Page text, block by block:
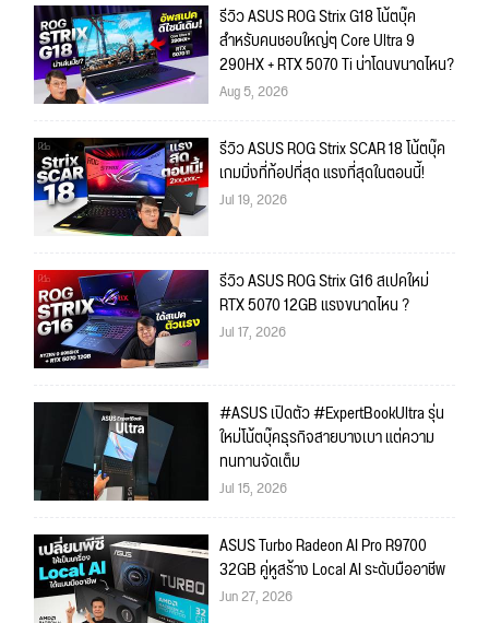
รีวิว ASUS ROG Strix G18 โน้ตบุ๊ค
สำหรับคนชอบใหญ่ๆ Core Ultra 9
290HX + RTX 5070 Ti น่าโดนขนาดไหน?
Aug 5, 2026
รีวิว ASUS ROG Strix SCAR 18 โน้ตบุ๊ค
เกมมิ่งที่ท้อปที่สุด แรงที่สุดในตอนนี้!
Jul 19, 2026
รีวิว ASUS ROG Strix G16 สเปคใหม่
RTX 5070 12GB แรงขนาดไหน ?
Jul 17, 2026
#ASUS เปิดตัว #ExpertBookUltra รุ่น
ใหม่โน้ตบุ๊คธุรกิจสายบางเบา แต่ความ
ทนทานจัดเต็ม
Jul 15, 2026
ASUS Turbo Radeon AI Pro R9700
32GB คู่หูสร้าง Local AI ระดับมืออาชีพ
Jun 27, 2026